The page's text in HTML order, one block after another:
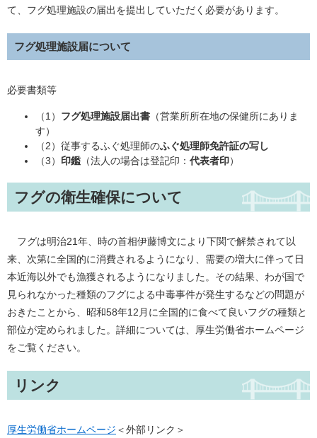
て、フグ処理施設の届出を提出していただく必要があります。
フグ処理施設届について
必要書類等
（1） フグ処理施設届出書 （営業所所在地の保健所にありま
す）
（2）従事するふぐ処理師のふぐ処理師免許証の写し
（3） 印鑑 （法人の場合は登記印： 代表者印）
フグの衛生確保について
フグは明治21年、時の首相伊藤博文により下関で解禁されて以
来、次第に全国的に消費されるようになり、需要の増大に伴って日
本近海以外でも漁獲されるようになりました。その結果、わが国で
見られなかった種類のフグによる中毒事件が発生するなどの問題が
おきたことから、昭和58年12月に全国的に食べて良いフグの種類と
部位が定められました。詳細については、厚生労働省ホームページ
をご覧ください。
リンク
厚生労働省ホームページ ＜外部リンク＞